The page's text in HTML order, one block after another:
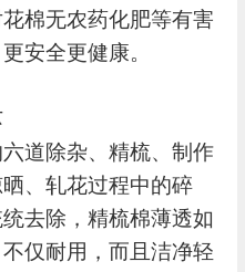
棉无农药化肥等有害
安全更健康。
道除杂、精梳、制作
、轧花过程中的碎
去除，精梳棉薄透如
仅耐用，而且洁净轻